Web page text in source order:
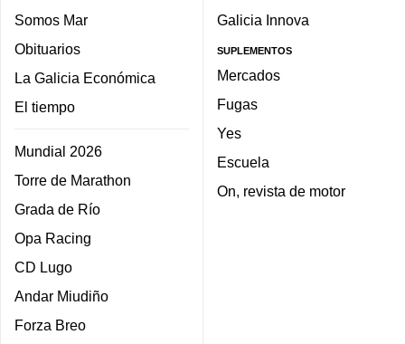
Somos Mar
Obituarios
La Galicia Económica
El tiempo
Mundial 2026
Torre de Marathon
Grada de Río
Opa Racing
CD Lugo
Andar Miudiño
Forza Breo
Galicia Innova
SUPLEMENTOS
Mercados
Fugas
Yes
Escuela
On, revista de motor